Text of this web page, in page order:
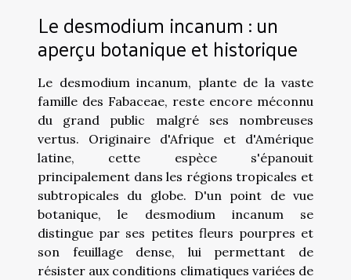
Le desmodium incanum : un
aperçu botanique et historique
Le desmodium incanum, plante de la vaste
famille des Fabaceae, reste encore méconnu
du grand public malgré ses nombreuses
vertus. Originaire d'Afrique et d'Amérique
latine, cette espèce s'épanouit
principalement dans les régions tropicales et
subtropicales du globe. D'un point de vue
botanique, le desmodium incanum se
distingue par ses petites fleurs pourpres et
son feuillage dense, lui permettant de
résister aux conditions climatiques variées de